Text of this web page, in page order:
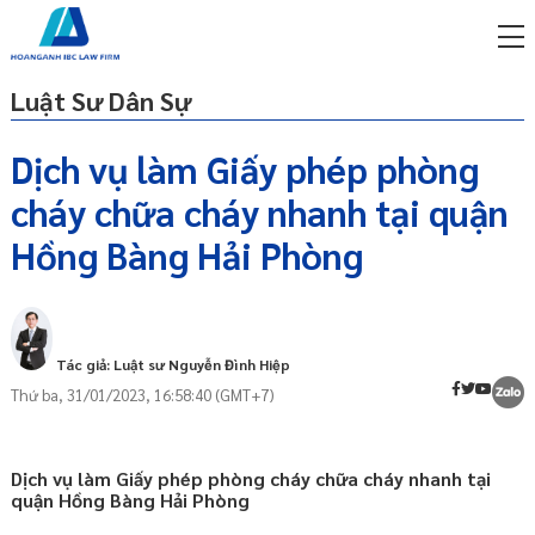
Luật Sư Dân Sự
Dịch vụ làm Giấy phép phòng
cháy chữa cháy nhanh tại quận
Hồng Bàng Hải Phòng
Tác giả: Luật sư Nguyễn Đình Hiệp
Thứ ba, 31/01/2023, 16:58:40 (GMT+7)
Dịch vụ làm Giấy phép phòng cháy chữa cháy nhanh tại
quận Hồng Bàng Hải Phòng
Giấy phép phòng cháy chữa cháy là gì
Cơ sở pháp lý cấp phép phòng cháy chữa
cháy
Cơ quan tiếp nhận hồ sơ cấp giấy phép
phòng cháy chữa cháy
Thời hạn tiếp nhận và xử lý hồ sơ xin cấp
phí qua zalo
sư trực tuyến online
ty/doanh nghiệp
gói
phí qua zalo
sư trực tuyến online
ty/doanh nghiệp
gói